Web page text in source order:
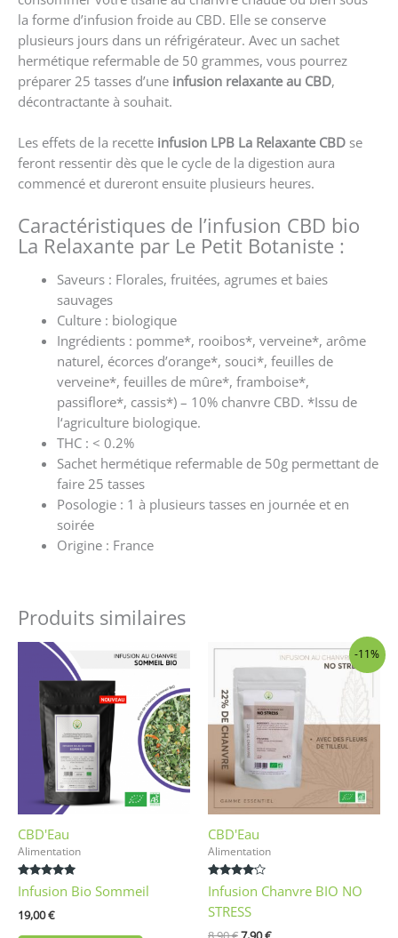
la forme d’infusion froide au CBD. Elle se conserve
plusieurs jours dans un réfrigérateur. Avec un sachet
hermétique refermable de 50 grammes, vous pourrez
préparer 25 tasses d’une infusion relaxante au CBD,
décontractante à souhait.
Les effets de la recette infusion LPB La Relaxante CBD se
feront ressentir dès que le cycle de la digestion aura
commencé et dureront ensuite plusieurs heures.
Caractéristiques de l’infusion CBD bio
La Relaxante par Le Petit Botaniste :
Saveurs : Florales, fruitées, agrumes et baies
sauvages
Culture : biologique
Ingrédients : pomme*, rooibos*, verveine*, arôme
naturel, écorces d’orange*, souci*, feuilles de
verveine*, feuilles de mûre*, framboise*,
passiflore*, cassis*) – 10% chanvre CBD. *Issu de
l‘agriculture biologique.
THC: < 0.2%
Sachet hermétique refermable de 50g permettant de
faire 25 tasses
Posologie : 1 à plusieurs tasses en journée et en
soirée
Origine : France
Produits similaires
CBD'Eau
Alimentation
Note
5.00
Infusion Bio Sommeil
19,00€
-11%
CBD'Eau
Alimentation
Note
4.00
sur 5
Infusion Chanvre BIO NO
STRESS
Le
était :
8,90 €.
Le
prix
est :
7,90 €.